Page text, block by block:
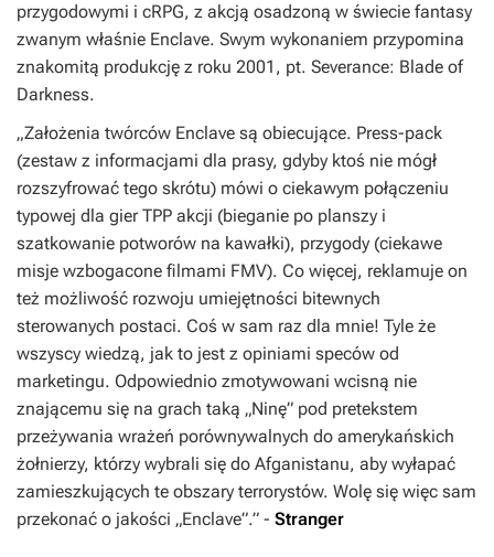
przygodowymi i cRPG, z akcją osadzoną w świecie fantasy
zwanym właśnie Enclave. Swym wykonaniem przypomina
znakomitą produkcję z roku 2001, pt. Severance: Blade of
Darkness.
„Założenia twórców Enclave są obiecujące. Press-pack
(zestaw z informacjami dla prasy, gdyby ktoś nie mógł
rozszyfrować tego skrótu) mówi o ciekawym połączeniu
typowej dla gier TPP akcji (bieganie po planszy i
szatkowanie potworów na kawałki), przygody (ciekawe
misje wzbogacone filmami FMV). Co więcej, reklamuje on
też możliwość rozwoju umiejętności bitewnych
sterowanych postaci. Coś w sam raz dla mnie! Tyle że
wszyscy wiedzą, jak to jest z opiniami speców od
marketingu. Odpowiednio zmotywowani wcisną nie
znającemu się na grach taką „Ninę” pod pretekstem
przeżywania wrażeń porównywalnych do amerykańskich
żołnierzy, którzy wybrali się do Afganistanu, aby wyłapać
zamieszkujących te obszary terrorystów. Wolę się więc sam
przekonać o jakości „Enclave”.” - Stranger